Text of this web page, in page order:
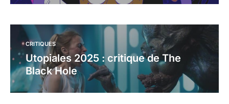
CRITIQUES
Utopiales 2025 : critique de The
Black Hole